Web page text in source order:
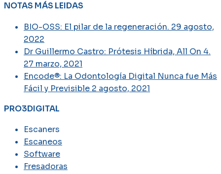
NOTAS MÁS LEIDAS
BIO-OSS: El pilar de la regeneración. 29 agosto,
2022
Dr Guillermo Castro: Prótesis Híbrida, All On 4.
27 marzo, 2021
Encode®: La Odontología Digital Nunca fue Más
Fácil y Previsible 2 agosto, 2021
PRO3DIGITAL
Escaners
Escaneos
Software
Fresadoras